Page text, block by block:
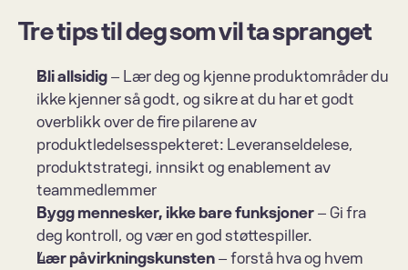
Tre tips til deg som vil ta spranget
Bli allsidig – Lær deg og kjenne produktområder du
ikke kjenner så godt, og sikre at du har et godt
overblikk over de fire pilarene av
produktledelsesspekteret: Leveranseldelese,
produktstrategi, innsikt og enablement av
teammedlemmer
Bygg mennesker, ikke bare funksjoner – Gi fra
deg kontroll, og vær en god støttespiller.
Lær påvirkningskunsten – forstå hva og hvem